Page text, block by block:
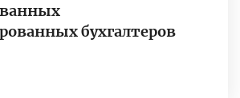
бухгалтеров